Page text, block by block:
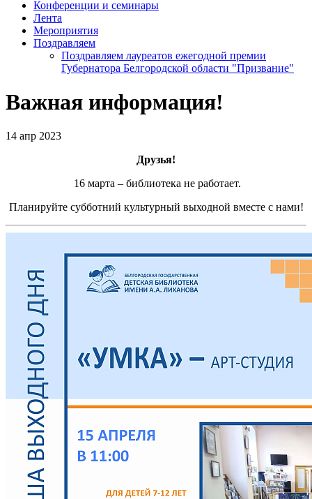
Конференции и семинары
Лента
Мероприятия
Поздравляем
Поздравляем лауреатов ежегодной премии
Губернатора Белгородской области "Призвание"
Важная информация!
14 апр 2023
Друзья!
16 марта – библиотека не работает.
Планируйте субботний культурный выходной вместе с нами!